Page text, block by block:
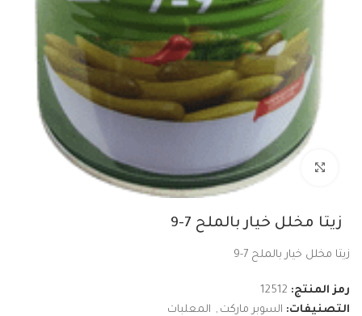
Click to enlarge
زيتا مخلل خيار بالملح 7-9
زيتا مخلل خيار بالملح 7-9
رمز المنتج: 12512
التصنيفات: السوبر ماركت , المعلبات